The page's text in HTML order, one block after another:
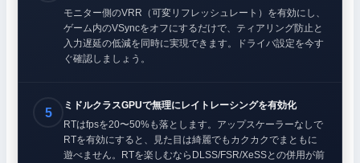
モニター側のVRR（可変リフレッシュレート）を有効にし、
ゲーム内のVSyncをオフにするだけで、ティアリング防止と
入力遅延の低減を同時に実現できます。ドライバ設定を今す
ぐ確認しましょう。
ミドルクラスGPUで無理にレイトレーシングを有効化
RTはfpsを20〜50%も落とします。アップスケーラーなしで
RTを有効にすると、見た目は綺麗でもカクカクでまともに
遊べません。RTを楽しむならDLSS/FSR/XeSSとの併用が前